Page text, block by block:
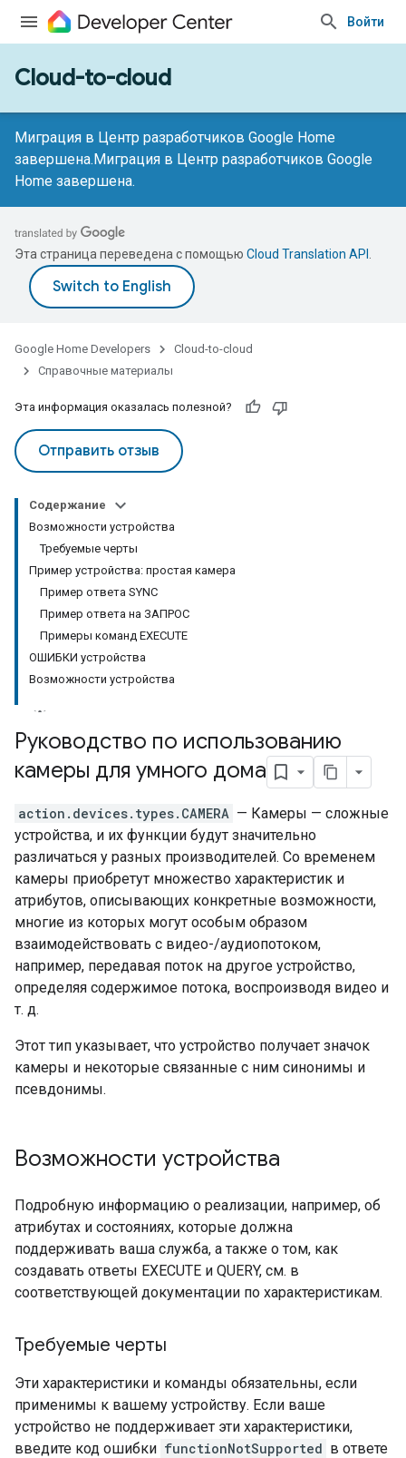
Войти
Cloud-to-cloud
Миграция в Центр разработчиков Google Home
завершена.Миграция в Центр разработчиков Google
Home завершена.
Эта страница переведена с помощью Cloud Translation API
Google Home Developers
Cloud-to-cloud
Справочные материалы
Эта информация оказалась полезной?
Отправить отзыв
Содержание
Возможности устройства
Требуемые черты
Пример устройства: простая камера
Пример ответа SYNC
Пример ответа на ЗАПРОС
Примеры команд EXECUTE
ОШИБКИ устройства
Возможности устройства
Руководство по использованию
камеры для умного дома
action.devices.types.CAMERA — Камеры — сложные
устройства, и их функции будут значительно
различаться у разных производителей. Со временем
камеры приобретут множество характеристик и
атрибутов, описывающих конкретные возможности,
многие из которых могут особым образом
взаимодействовать с видео-/аудиопотоком,
например, передавая поток на другое устройство,
определяя содержимое потока, воспроизводя видео и
т. д.
Этот тип указывает, что устройство получает значок
камеры и некоторые связанные с ним синонимы и
псевдонимы.
Возможности устройства
Подробную информацию о реализации, например, об
атрибутах и ​​состояниях, которые должна
поддерживать ваша служба, а также о том, как
создавать ответы EXECUTE и QUERY, см. в
соответствующей документации по характеристикам.
Требуемые черты
Эти характеристики и команды обязательны, если
применимы к вашему устройству. Если ваше
устройство не поддерживает эти характеристики,
введите код ошибки functionNotSupported в ответе